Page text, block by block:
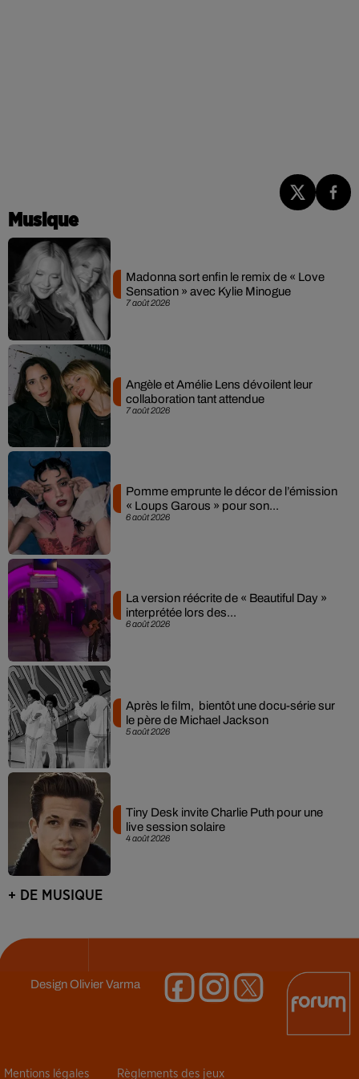
Musique
7 août 2026
Madonna sort enfin le remix de « Love
Sensation » avec Kylie Minogue
7 août 2026
Angèle et Amélie Lens dévoilent leur
collaboration tant attendue
6 août 2026
Pomme emprunte le décor de l’émission
« Loups Garous » pour son...
6 août 2026
La version réécrite de « Beautiful Day »
interprétée lors des...
5 août 2026
Après le film, bientôt une docu-série sur
le père de Michael Jackson
4 août 2026
Tiny Desk invite Charlie Puth pour une
live session solaire
+ DE MUSIQUE
DesignOlivier Varma
Mentions légales Règlements des jeux